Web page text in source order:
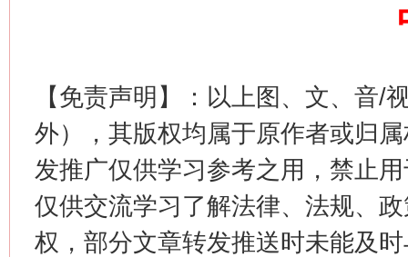
【免责声明】：以上图、文、音/
外），其版权均属于原作者或归
发推广仅供学习参考之用，禁止
仅供交流学习了解法律、法规、
权，部分文章转发推送时未能及